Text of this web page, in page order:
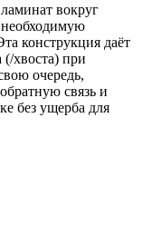
вокруг
необходимую
конструкция даёт
(/хвоста) при
очередь,
связь и
без ущерба для